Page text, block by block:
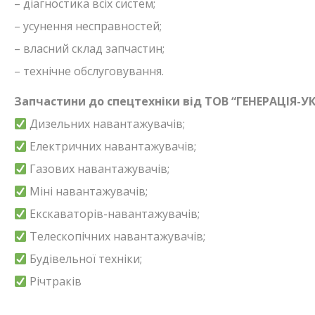
– діагностика всіх систем;
– усунення несправностей;
– власний склад запчастин;
– технічне обслуговування.
Запчастини до спецтехніки від ТОВ “ГЕНЕРАЦІЯ-
Дизельних навантажувачів;
Електричних навантажувачів;
Газових навантажувачів;
Міні навантажувачів;
Екскаваторів-навантажувачів;
Телескопічних навантажувачів;
Будівельної техніки;
Річтраків